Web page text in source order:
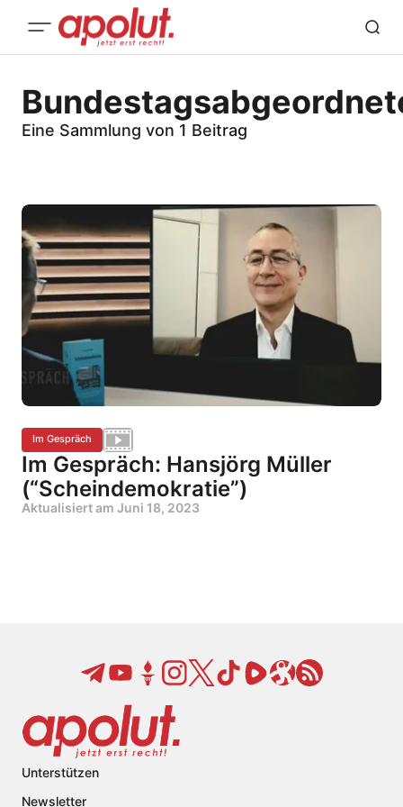
Eine Sammlung von 1 Beitrag
Im Gespräch
Im Gespräch: Hansjörg Müller
(“Scheindemokratie”)
Aktualisiert am Juni 18, 2023
Unterstützen
Newsletter